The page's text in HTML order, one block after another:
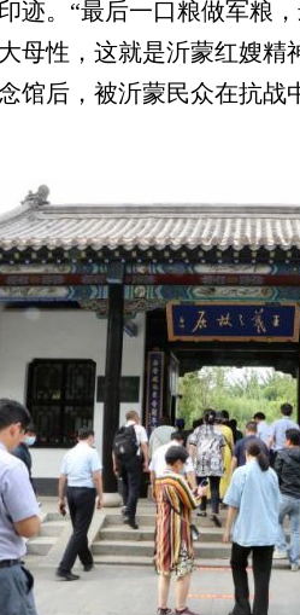
迹。“最后一口粮做军粮
母性，这就是沂蒙红嫂精
馆后，被沂蒙民众在抗